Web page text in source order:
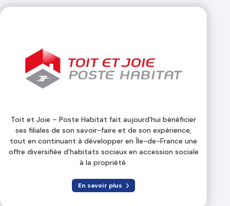
Toit et Joie – Poste Habitat fait aujourd’hui bénéficier
ses filiales de son savoir-faire et de son expérience,
tout en continuant à développer en Île-de-France une
offre diversifiée d’habitats sociaux en accession sociale
à la propriété.
En savoir plus